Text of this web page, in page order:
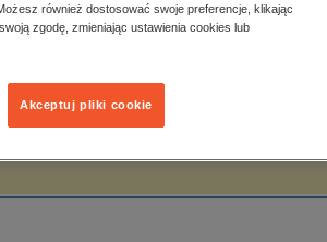
Zobacz wszystkie E-prasa
również dostosować swoje preferencje, klikając
zgodę, zmieniając ustawienia cookies lub
Akceptuj pliki cookie